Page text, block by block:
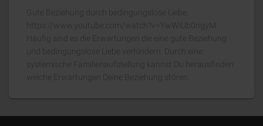
Gute Beziehung durch bedingungslose Liebe.
https://www.youtube.com/watch?v=YwWiUb0ngyM
Häufig sind es die Erwartungen die eine gute Beziehung
und bedingungslose Liebe verhindern. Durch eine
systemische Familienaufstellung kannst Du herausfinden
welche Erwartungen Deine Beziehung stören.